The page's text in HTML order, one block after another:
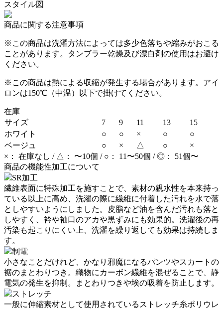
スタイル図
商品に関する注意事項
※この商品は洗濯方法によっては多少色落ちや縮みがおこる
ことがあります。タンブラー乾燥及び漂白剤の使用はお避け
ください。
※この商品は熱による収縮が発生する場合があります。アイ
ロンは150℃（中温）以下で掛けてください。
在庫
サイズ
7 9 11 13
15
ホワイト
○ ○ × ○
○
ベージュ
○ × △ ○
×
×： 在庫なし / △： 〜10個 / ○： 11〜50個 / ◎： 51個〜
商品の機能性加工について
SR加工
繊維表面に特殊加工を施すことで、素材の親水性を本来持っ
ている以上に高め、洗濯の際に繊維に付着した汚れを水で落
としやすいようにしました。皮脂など油を含んだ汚れも落と
しやすく、衿や袖口のアカや黒ずみにも効果的。洗濯後の再
汚染も起こりにくい上、洗濯を繰り返しても効果は持続しま
す。
制電
小さなことだけれど、かなり邪魔になるパンツやスカートの
裾のまとわりつき。織物にカーボン繊維を混ぜることで、静
電気の発生を抑制。まとわりつきや埃の吸着を防止します。
ストレッチ
一般に伸縮素材として使用されているストレッチ糸ポリウレ